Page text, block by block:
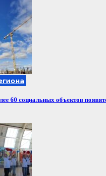
60 социальных объектов